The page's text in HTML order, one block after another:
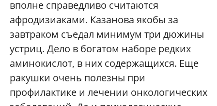
вполне справедливо считаются
афродизиаками. Казанова якобы за
завтраком съедал минимум три дюжины
устриц. Дело в богатом наборе редких
аминокислот, в них содержащихся. Еще
ракушки очень полезны при
профилактике и лечении онкологических